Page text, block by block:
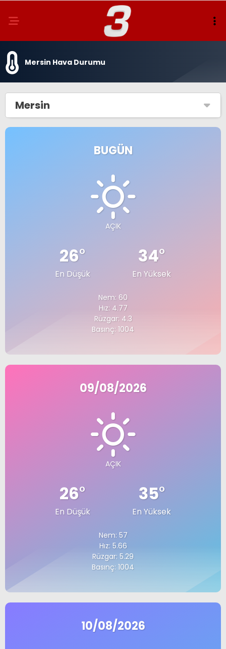
Mersin Hava Durumu
Mersin
BUGÜN
AÇIK
26°
En Düşük
34°
En Yüksek
Nem: 60
Hız: 4.77
Rüzgar: 4.3
Basınç: 1004
09/08/2026
AÇIK
26°
En Düşük
35°
En Yüksek
Nem: 57
Hız: 5.66
Rüzgar: 5.29
Basınç: 1004
10/08/2026